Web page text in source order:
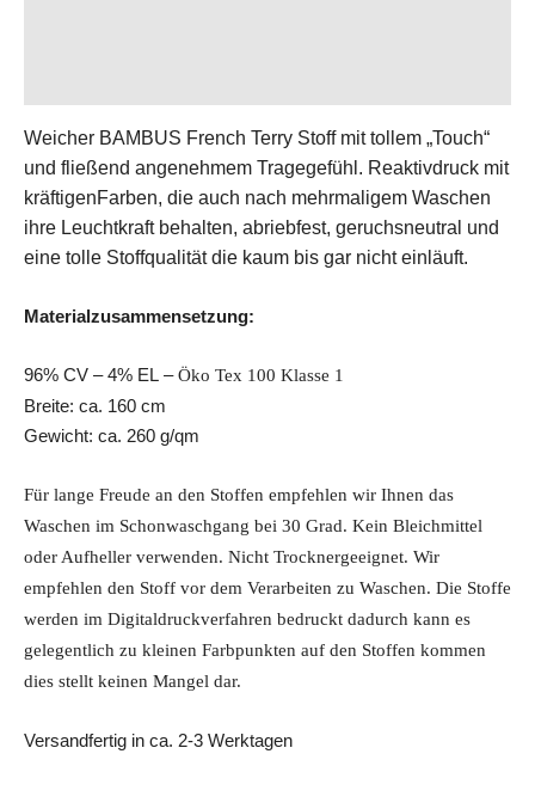
Weicher BAMBUS French Terry Stoff mit tollem „Touch“
und fließend angenehmem Tragegefühl. Reaktivdruck mit
kräftigenFarben, die auch nach mehrmaligem Waschen
ihre Leuchtkraft behalten, abriebfest, geruchsneutral und
eine tolle Stoffqualität die kaum bis gar nicht einläuft.
Materialzusammensetzung:
96% CV – 4% EL –Öko Tex 100 Klasse 1
Breite: ca. 160 cm
Gewicht: ca. 260 g/qm
Für lange Freude an den Stoffen empfehlen wir Ihnen das
Waschen im Schonwaschgang bei 30 Grad. Kein Bleichmittel
oder Aufheller verwenden. Nicht Trocknergeeignet. Wir
empfehlen den Stoff vor dem Verarbeiten zu Waschen. Die Stoffe
werden im Digitaldruckverfahren bedruckt dadurch kann es
gelegentlich zu kleinen Farbpunkten auf den Stoffen kommen
dies stellt keinen Mangel dar.
Versandfertig in ca. 2-3 Werktagen